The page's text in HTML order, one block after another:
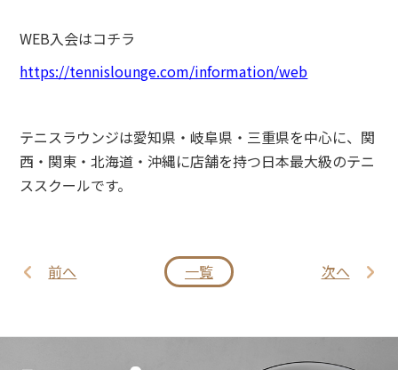
WEB入会はコチラ
https://tennislounge.com/information/web
テニスラウンジは愛知県・岐阜県・三重県を中心に、関
西・関東・北海道・沖縄に店舗を持つ日本最大級のテニ
ススクールです。
前へ 一覧 次へ